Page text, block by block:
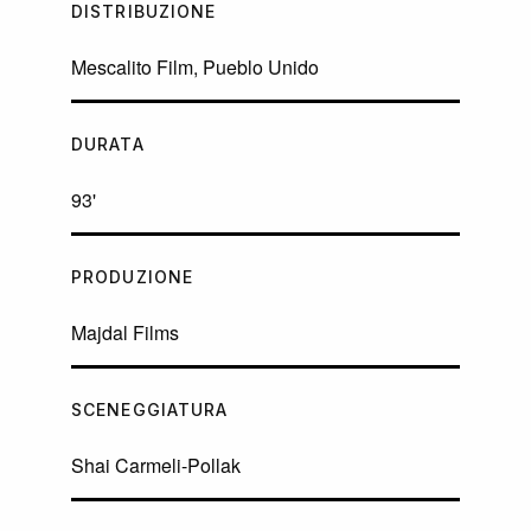
DISTRIBUZIONE
Mescalito Film, Pueblo Unido
DURATA
93'
PRODUZIONE
Majdal Films
SCENEGGIATURA
Shai Carmeli-Pollak